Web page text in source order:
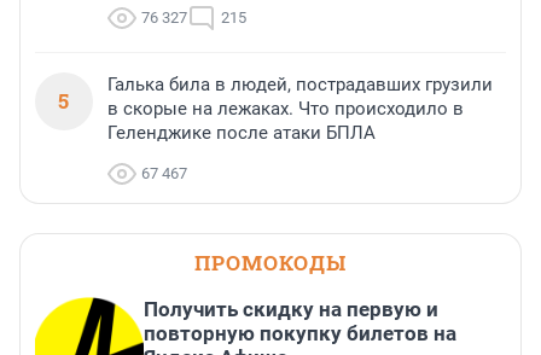
76 327 215
5
Галька била в людей, пострадавших грузили
в скорые на лежаках. Что происходило в
Геленджике после атаки БПЛА
67 467
ПРОМОКОДЫ
Получить скидку на первую и
повторную покупку билетов на